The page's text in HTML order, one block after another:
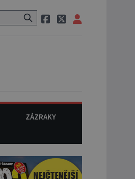
herečka Sharon Tate.
ZÁZRAKY